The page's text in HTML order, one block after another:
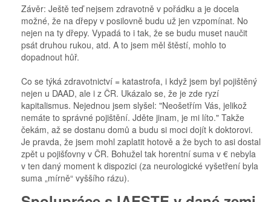
Závěr: Ještě teď nejsem zdravotně v pořádku a je docela
možné, že na dřepy v posilovně budu už jen vzpomínat. No
nejen na ty dřepy. Vypadá to i tak, že se budu muset naučit
psát druhou rukou, atd. A to jsem měl štěstí, mohlo to
dopadnout hůř.
Co se týká zdravotnictví = katastrofa, i když jsem byl pojištěný
nejen u DAAD, ale i z ČR. Ukázalo se, že je zde ryzí
kapitalismus. Nejednou jsem slyšel: "Neošetřím Vás, jelikož
nemáte to správné pojištění. Jděte jinam, je mi líto." Takže
čekám, až se dostanu domů a budu si moci dojít k doktorovi.
Je pravda, že jsem mohl zaplatit hotově a že bych to asi dostal
zpět u pojišťovny v ČR. Bohužel tak horentní suma v € nebyla
v ten daný moment k dispozici (za neurologické vyšetření byla
suma „mírně“ vyššího rázu).